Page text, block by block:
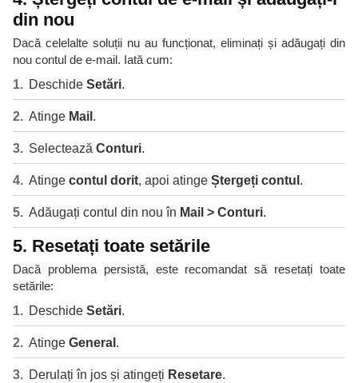
din nou
Dacă celelalte soluții nu au funcționat, eliminați și adăugați din
nou contul de e-mail. Iată cum:
Deschide Setări.
Atinge Mail .
Selectează Conturi.
Atinge contul dorit, apoi atinge Ștergeți contul .
Adăugați contul din nou în Mail > Conturi.
5. Resetați toate setările
Dacă problema persistă, este recomandat să resetați toate
setările:
Deschide Setări.
Atinge General .
Derulați în jos și atingeți Resetare.